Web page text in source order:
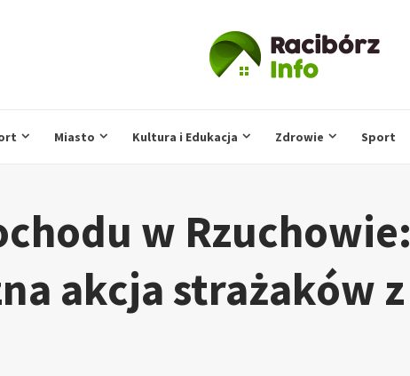
Miasto Kultura i Edukacja Zdrowie Sport
w Rzuchowie:
akcja strażaków z